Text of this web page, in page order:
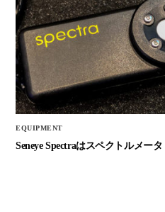
EQUIPMENT
Seneye Spectraはスペクトルメータ